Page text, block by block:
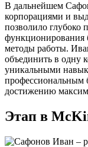
В дальнейшем
корпорациями и
позволило глубоко
функционирования
методы работы.
объединить в одну
уникальными
профессиональным
достижению
Этап в